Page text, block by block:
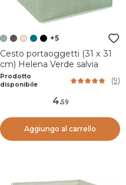
+5
Cesto portaoggetti (31 x 31
cm) Helena Verde salvia
Prodotto
disponibile
(9)
4.59
Aggiungo al carrello